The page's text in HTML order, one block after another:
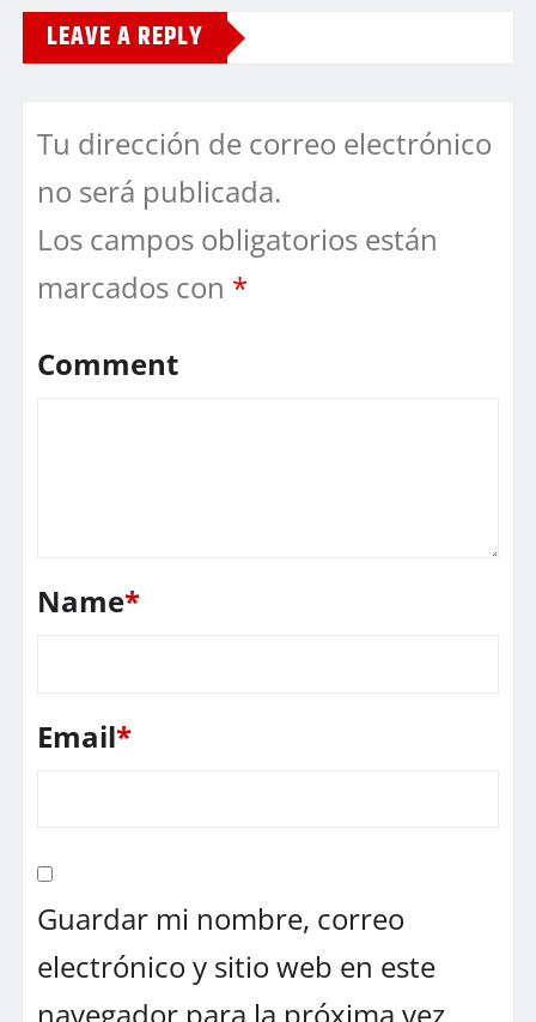
LEAVE A REPLY
Tu dirección de correo electrónico
no será publicada.
Los campos obligatorios están
marcados con *
Comment
Name*
Email*
Guardar mi nombre, correo
electrónico y sitio web en este